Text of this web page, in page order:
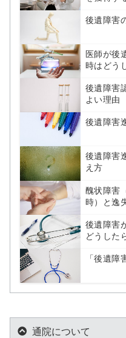
後遺障害
医師が後
時はどう
後遺障害
よい理由
後遺障害
後遺障害
え方
醜状障害
時）と逸
後遺障害
どうした
「後遺障
通院について